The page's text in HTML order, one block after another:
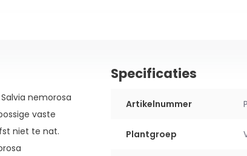
nemorosa
vaste
niet te nat.
Specificaties
Artikelnummer
Plantgroep